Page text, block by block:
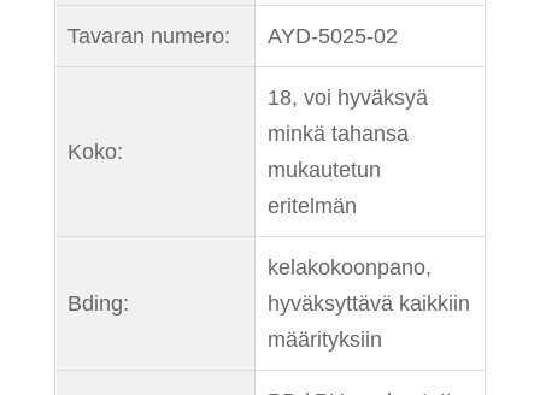
Tavaran numero: AYD-5025-02
Koko:
18, voi hyväksyä
minkä tahansa
mukautetun
eritelmän
Bding:
kelakokoonpano,
hyväksyttävä kaikkiin
määrityksiin